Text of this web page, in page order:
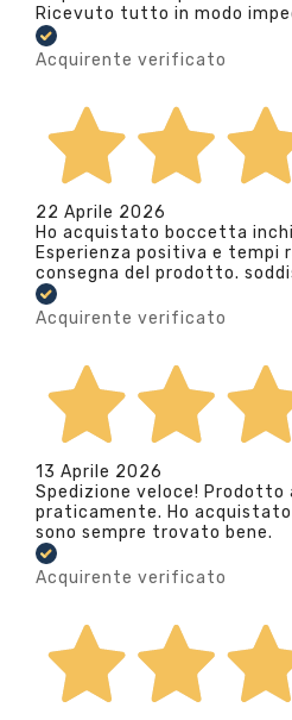
Ricevuto tutto in modo
Acquirente verificato
22 Aprile 2026
Ho acquistato boccetta
Esperienza positiva e tempi
consegna del prodotto.
Acquirente verificato
13 Aprile 2026
Spedizione veloce! Prodotto
praticamente. Ho
sono sempre trovato bene.
Acquirente verificato